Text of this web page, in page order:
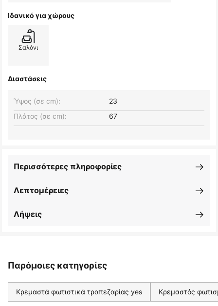
Ιδανικό για χώρους
Σαλόνι
Διαστάσεις
Πλάτος (σε cm): 67
Ύψος (σε cm): 23
Λεπτομέρειες
Περισσότερες πληροφορίες
Λήψεις
Παρόμοιες κατηγορίες
Κρεμαστά φωτιστικά τραπεζαρίας yes Κρεμαστός